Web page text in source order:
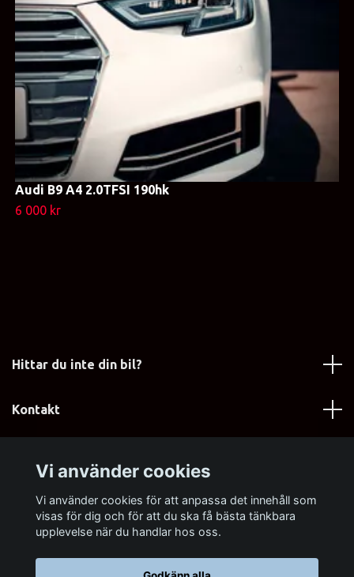
Audi B9 A4 2.0TFSI 190hk
6 000 kr
Hittar du inte din bil?
Kontakt
Sociala medier
Vi använder cookies
Vi använder cookies för att anpassa det innehåll som
visas för dig och för att du ska få bästa tänkbara
upplevelse när du handlar hos oss.